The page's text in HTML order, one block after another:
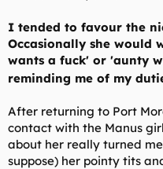
I tended to favour the
Occasionally she would
wants a fuck' or 'aunty
reminding me of my
After returning to Port
contact with the Manus
about her really turned
suppose) her pointy tits